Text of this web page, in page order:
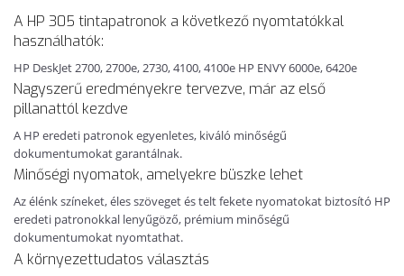
A HP 305 tintapatronok a következő nyomtatókkal
használhatók:
HP DeskJet 2700, 2700e, 2730, 4100, 4100e HP ENVY 6000e, 6420e
Nagyszerű eredményekre tervezve, már az első
pillanattól kezdve
A HP eredeti patronok egyenletes, kiváló minőségű
dokumentumokat garantálnak.
Minőségi nyomatok, amelyekre büszke lehet
Az élénk színeket, éles szöveget és telt fekete nyomatokat biztosító HP
eredeti patronokkal lenyűgöző, prémium minőségű
dokumentumokat nyomtathat.
A környezettudatos választás